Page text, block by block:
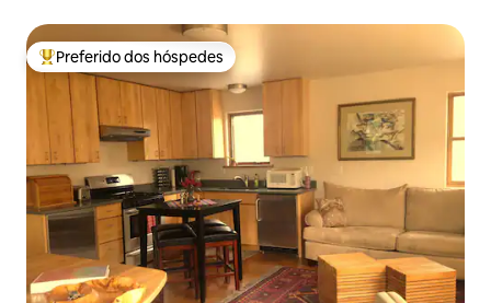
Entre os melhores preferidos dos hóspedes
Preferido dos hóspedes